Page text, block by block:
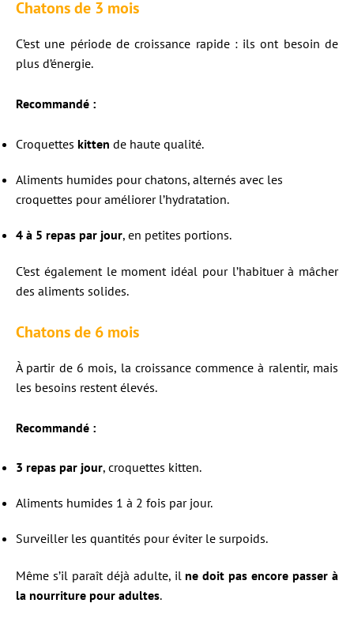
Chatons de 3 mois
C’est une période de croissance rapide : ils ont besoin de
plus d’énergie.
Recommandé :
Croquettes kitten de haute qualité.
Aliments humides pour chatons, alternés avec les
croquettes pour améliorer l’hydratation.
4 à 5 repas par jour, en petites portions.
C’est également le moment idéal pour l’habituer à mâcher
des aliments solides.
Chatons de 6 mois
À partir de 6 mois, la croissance commence à ralentir, mais
les besoins restent élevés.
Recommandé :
3 repas par jour, croquettes kitten.
Aliments humides 1 à 2 fois par jour.
Surveiller les quantités pour éviter le surpoids.
Même s’il paraît déjà adulte, ilne doit pas encore passer à
la nourriture pour adultes.